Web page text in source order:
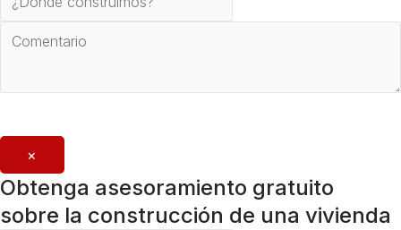
×
Obtenga asesoramiento gratuito
sobre la construcción de una vivienda